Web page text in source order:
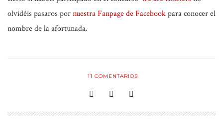
olvidéis pasaros pornuestra Fanpage de Facebookpara conocer el
nombre de la afortunada.
11 COMENTARIOS